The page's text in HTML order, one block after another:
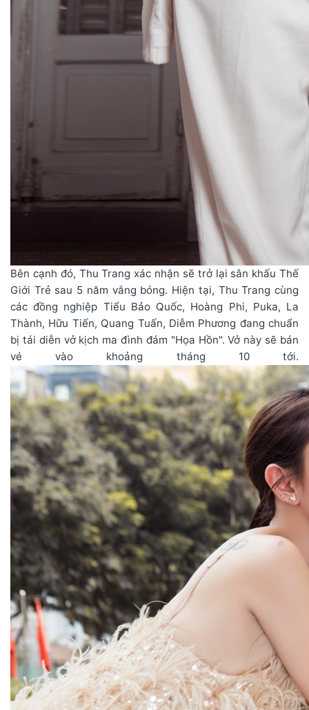
Bên cạnh đó, Thu Trang xác nhận sẽ trở lại sân khấu Thế
Giới Trẻ sau 5 năm vắng bóng. Hiện tại, Thu Trang cùng
các đồng nghiệp Tiểu Bảo Quốc, Hoàng Phi, Puka, La
Thành, Hữu Tiến, Quang Tuấn, Diễm Phương đang chuẩn
bị tái diễn vở kịch ma đình đám "Họa Hồn". Vở này sẽ bán
vé vào khoảng tháng 10 tới.